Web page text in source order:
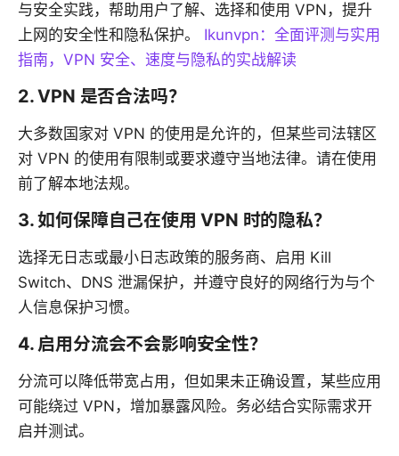
与安全实践，帮助用户了解、选择和使用 VPN，提升
上网的安全性和隐私保护。 Ikunvpn：全面评测与实用
指南，VPN 安全、速度与隐私的实战解读
2. VPN 是否合法吗？
大多数国家对 VPN 的使用是允许的，但某些司法辖区
对 VPN 的使用有限制或要求遵守当地法律。请在使用
前了解本地法规。
3. 如何保障自己在使用 VPN 时的隐私？
选择无日志或最小日志政策的服务商、启用 Kill
Switch、DNS 泄漏保护，并遵守良好的网络行为与个
人信息保护习惯。
4. 启用分流会不会影响安全性？
分流可以降低带宽占用，但如果未正确设置，某些应用
可能绕过 VPN，增加暴露风险。务必结合实际需求开
启并测试。